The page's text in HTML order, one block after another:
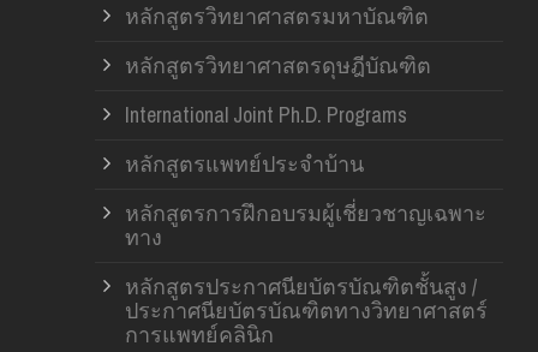
หลักสูตรวิทยาศาสตรมหาบัณฑิต
หลักสูตรวิทยาศาสตรดุษฎีบัณฑิต
International Joint Ph.D. Programs
หลักสูตรแพทย์ประจำบ้าน
หลักสูตรการฝึกอบรมผู้เชี่ยวชาญเฉพาะ
ทาง
หลักสูตรประกาศนียบัตรบัณฑิตชั้นสูง /
ประกาศนียบัตรบัณฑิตทางวิทยาศาสตร์
การแพทย์คลินิก